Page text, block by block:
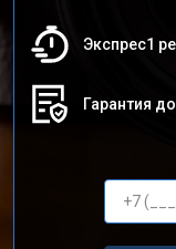
Экспрес1
Гарантия